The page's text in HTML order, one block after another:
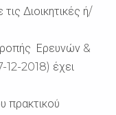
Διοικητικές ή/
Ερευνών &
12-2018) έχει
πρακτικού